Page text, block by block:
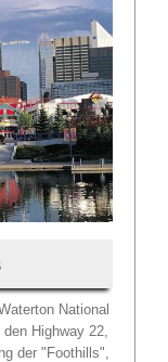
National
Highway 22,
der "Foothills",